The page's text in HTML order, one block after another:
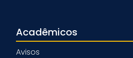
Acadêmicos
Avisos